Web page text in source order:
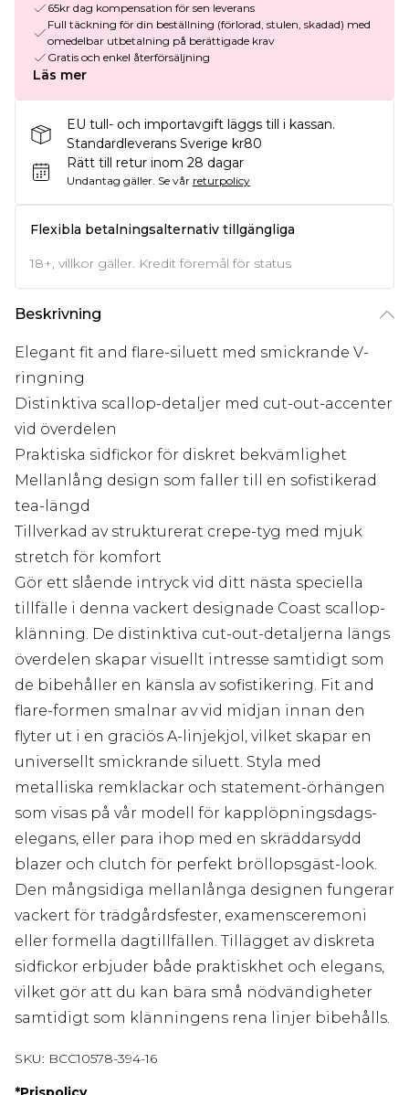
65kr dag kompensation för sen leverans
Full täckning för din beställning (förlorad, stulen, skadad) med
omedelbar utbetalning på berättigade krav
Gratis och enkel återförsäljning
Läs mer
EU tull- och importavgift läggs till i kassan.
Standardleverans Sverige kr80
Rätt till retur inom 28 dagar
Undantag gäller. Se vår returpolicy
Flexibla betalningsalternativ tillgängliga
18+, villkor gäller. Kredit föremål för status
Beskrivning
Elegant fit and flare-siluett med smickrande V-
ringning
Distinktiva scallop-detaljer med cut-out-accenter
vid överdelen
Praktiska sidfickor för diskret bekvämlighet
Mellanlång design som faller till en sofistikerad
tea-längd
Tillverkad av strukturerat crepe-tyg med mjuk
stretch för komfort
Gör ett slående intryck vid ditt nästa speciella
tillfälle i denna vackert designade Coast scallop-
klänning. De distinktiva cut-out-detaljerna längs
överdelen skapar visuellt intresse samtidigt som
de bibehåller en känsla av sofistikering. Fit and
flare-formen smalnar av vid midjan innan den
flyter ut i en graciös A-linjekjol, vilket skapar en
universellt smickrande siluett. Styla med
metalliska remklackar och statement-örhängen
som visas på vår modell för kapplöpningsdags-
elegans, eller para ihop med en skräddarsydd
blazer och clutch för perfekt bröllopsgäst-look.
Den mångsidiga mellanlånga designen fungerar
vackert för trädgårdsfester, examensceremoni
eller formella dagtillfällen. Tillägget av diskreta
sidfickor erbjuder både praktiskhet och elegans,
vilket gör att du kan bära små nödvändigheter
samtidigt som klänningens rena linjer bibehålls.
SKU: BCC10578-394-16